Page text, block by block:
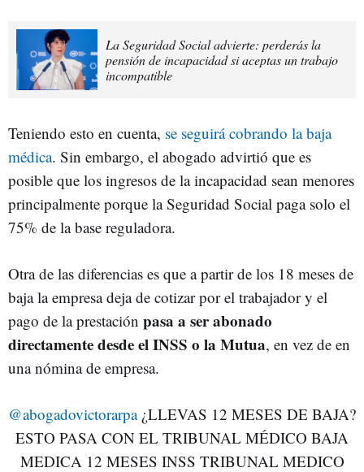
La Seguridad Social advierte: perderás la
pensión de incapacidad si aceptas un trabajo
incompatible
Teniendo esto en cuenta, se seguirá cobrando la baja
médica. Sin embargo, el abogado advirtió que es
posible que los ingresos de la incapacidad sean menores
principalmente porque la Seguridad Social paga solo el
75% de la base reguladora.
Otra de las diferencias es que a partir de los 18 meses de
baja la empresa deja de cotizar por el trabajador y el
pago de la prestación pasa a ser abonado
directamente desde el INSS o la Mutua, en vez de en
una nómina de empresa.
@abogadovictorarpa¿LLEVAS 12 MESES DE BAJA?
ESTO PASA CON EL TRIBUNAL MÉDICO BAJA
MEDICA 12 MESES INSS TRIBUNAL MEDICO